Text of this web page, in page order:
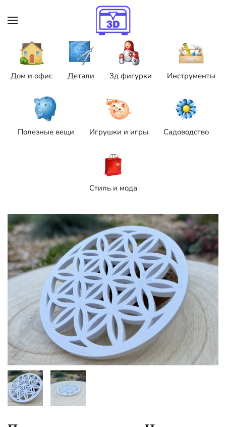
Skip to main content
Дом и офис Детали 3д фигурки Инструменты
Полезные вещи Игрушки и игры Садоводство
Стиль и мода